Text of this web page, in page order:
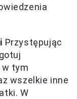
Przystępując
w tym
wszelkie inne
W